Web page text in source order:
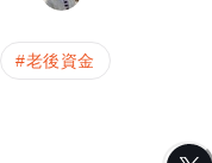
#老後資金